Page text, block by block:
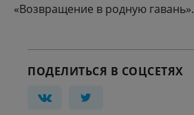
«Возвращение в родную гавань».
ПОДЕЛИТЬСЯ В СОЦСЕТЯХ